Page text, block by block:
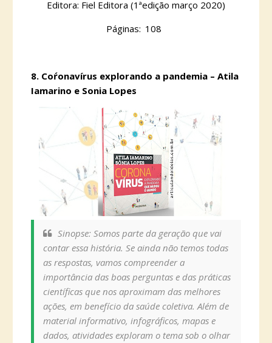
Editora: Fiel Editora (1ªedição março 2020)
Páginas:
	108
8. Coŕonavírus explorando a pandemia – Atila
Iamarino e Sonia Lopes
Sinopse: Somos parte da geração que vai
contar essa história. Se ainda não temos todas
as respostas, vamos compreender a
importância das boas perguntas e das práticas
científicas que nos aproximam das melhores
ações, em benefício da saúde coletiva. Além de
material informativo, infográficos, mapas e
dados, atividades exploram o tema sob o olhar